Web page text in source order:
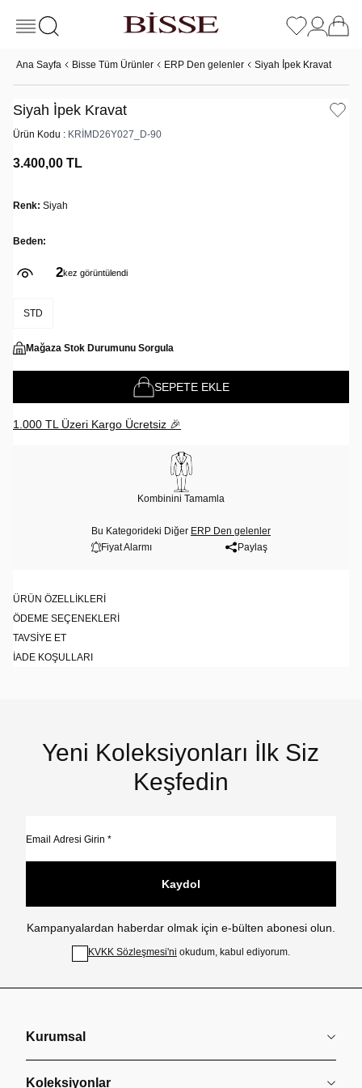
Ana Sayfa Bisse Tüm Ürünler ERP Den gelenler Siyah İ̇pek Kravat
Siyah İ̇pek Kravat
Ürün Kodu : KRİMD26Y027_D-90
3.400,00 TL
Renk: Siyah
Beden:
2kez görüntülendi
STD
Mağaza Stok Durumunu Sorgula
SEPETE EKLE
1.000 TL Üzeri Kargo Ücretsiz 🎉
Kombinini Tamamla
Bu Kategorideki Diğer ERP Den gelenler
Fiyat Alarmı
Paylaş
ÜRÜN ÖZELLIKLERI
ÖDEME SEÇENEKLERI
TAVSIYE ET
İADE KOŞULLARI
Yeni Koleksiyonları İlk Siz
Keşfedin
Kaydol
Kampanyalardan haberdar olmak için e-bülten abonesi olun.
KVKK Sözleşmesi'ni okudum, kabul ediyorum.
Kurumsal
Koleksiyonlar